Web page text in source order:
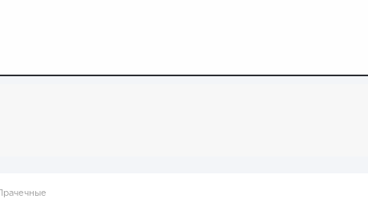
Прачечные